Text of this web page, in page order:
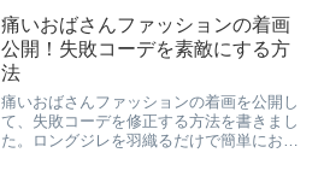
痛いおばさんファッションの着画
公開！失敗コーデを素敵にする方
法
痛いおばさんファッションの着画を公開し
て、失敗コーデを修正する方法を書きまし
た。ロングジレを羽織るだけで簡単におし